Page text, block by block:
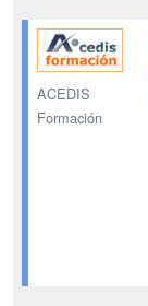
ACEDIS
Formación